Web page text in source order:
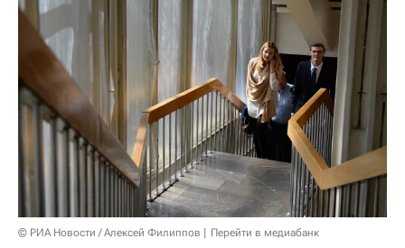
© РИА Новости / Алексей Филиппов Перейти в медиабанк